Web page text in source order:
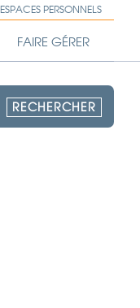
ESPACES PERSONNELS
FAIRE GÉRER